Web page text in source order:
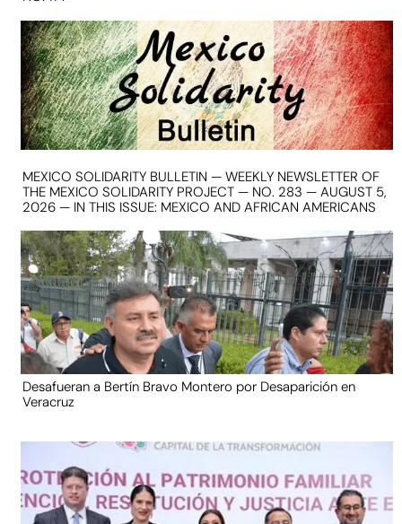
MEXICO SOLIDARITY BULLETIN — WEEKLY NEWSLETTER OF
THE MEXICO SOLIDARITY PROJECT — NO. 283 — AUGUST 5,
2026 — IN THIS ISSUE: MEXICO AND AFRICAN AMERICANS
Desafueran a Bertín Bravo Montero por Desaparición en
Veracruz